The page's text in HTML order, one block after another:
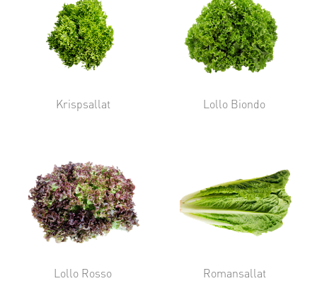
Krispsallat Lollo Biondo
Lollo Rosso Romansallat